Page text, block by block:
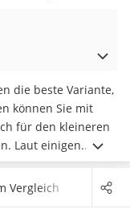
die beste Variante,
können Sie mit
für den kleineren
Laut einigen
Modelle
für Sie
Vergleich